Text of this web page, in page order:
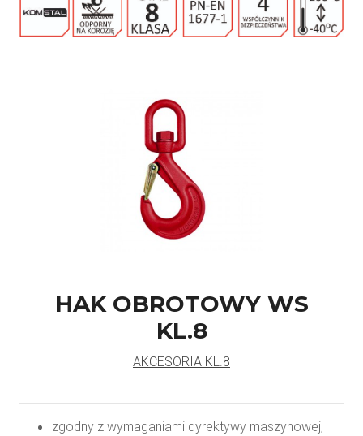
HAK OBROTOWY WS
KL.8
AKCESORIA KL.8
zgodny z wymaganiami dyrektywy maszynowej,